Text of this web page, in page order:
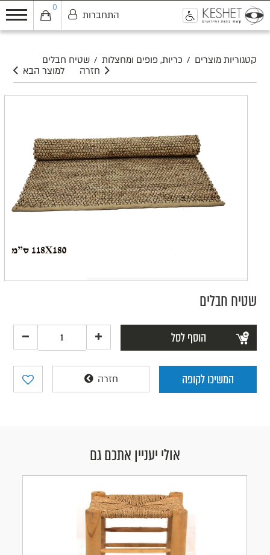
0
התחברות
קטגוריות מוצרים / כריות, פופים ומחצלות / שטיח חבלים
למוצר הבא
חזרה
שטיח חבלים
הוסף לסל
המשיכו לקופה חזרה
אולי יעניין אתכם גם